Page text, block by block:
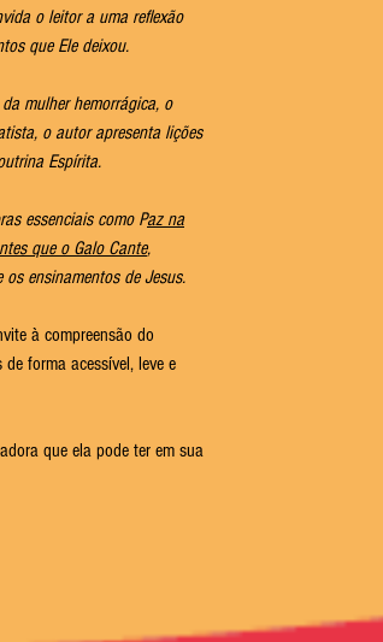
o leitor a uma reflexão
que Ele deixou.
mulher hemorrágica, o
o autor apresenta lições
Espírita.
essenciais como Paz na
que o Galo Cante,
ensinamentos de Jesus.
à compreensão do
forma acessível, leve e
que ela pode ter em sua